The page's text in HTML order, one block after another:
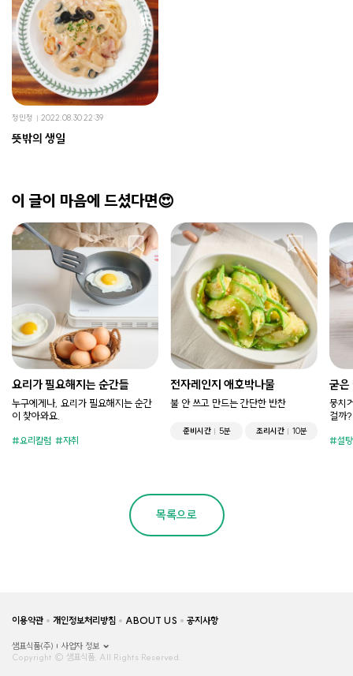
정민정 2022.08.30 22:39
뜻밖의 생일
이 글이 마음에 드셨다면😍
요리가 필요해지는 순간들
누구에게나, 요리가 필요해지는 순간
이 찾아와요.
요리칼럼 자취
전자레인지 애호박나물
불 안 쓰고 만드는 간단한 반찬
준비시간 5분 조리시간 10분
굳은
뭉치
걸까?
설탕
목록으로
이용약관 개인정보처리방침 ABOUT US 공지사항
샘표식품(주)
사업자 정보
Copyright © 샘표식품, All Rights Reserved.